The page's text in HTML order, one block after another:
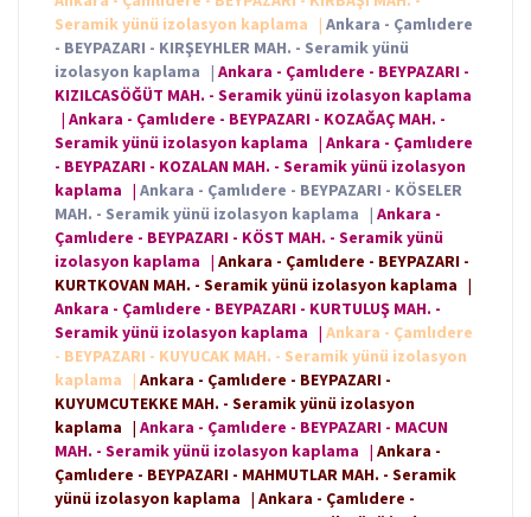
Seramik yünü izolasyon kaplama
| Ankara - Çamlıdere
- BEYPAZARI - KIRŞEYHLER MAH. - Seramik yünü
izolasyon kaplama | Ankara - Çamlıdere - BEYPAZARI -
KIZILCASÖĞÜT MAH. - Seramik yünü izolasyon kaplama
| Ankara - Çamlıdere - BEYPAZARI - KOZAĞAÇ MAH. -
Seramik yünü izolasyon kaplama | Ankara - Çamlıdere
- BEYPAZARI - KOZALAN MAH. - Seramik yünü izolasyon
kaplama | Ankara - Çamlıdere - BEYPAZARI - KÖSELER
MAH. - Seramik yünü izolasyon kaplama | Ankara -
Çamlıdere - BEYPAZARI - KÖST MAH. - Seramik yünü
izolasyon kaplama | Ankara - Çamlıdere - BEYPAZARI -
KURTKOVAN MAH. - Seramik yünü izolasyon kaplama |
Ankara - Çamlıdere - BEYPAZARI - KURTULUŞ MAH. -
Seramik yünü izolasyon kaplama | Ankara - Çamlıdere
- BEYPAZARI - KUYUCAK MAH. - Seramik yünü izolasyon
kaplama
| Ankara - Çamlıdere - BEYPAZARI -
KUYUMCUTEKKE MAH. - Seramik yünü izolasyon
kaplama | Ankara - Çamlıdere - BEYPAZARI - MACUN
MAH. - Seramik yünü izolasyon kaplama | Ankara -
Çamlıdere - BEYPAZARI - MAHMUTLAR MAH. - Seramik
yünü izolasyon kaplama | Ankara - Çamlıdere -